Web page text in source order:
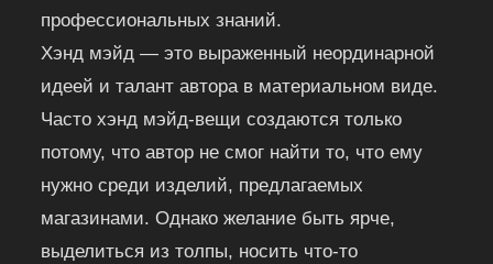
профессиональных знаний.
Хэнд мэйд — это выраженный неординарной
идеей и талант автора в материальном виде.
Часто хэнд мэйд-вещи создаются только
потому, что автор не смог найти то, что ему
нужно среди изделий, предлагаемых
магазинами. Однако желание быть ярче,
выделиться из толпы, носить что-то